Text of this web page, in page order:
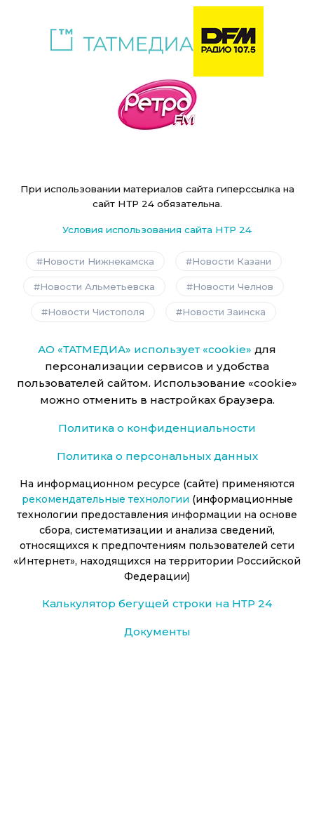
При использовании материалов сайта гиперссылка на
сайт НТР 24 обязательна.
Условия использования сайта НТР 24
Новости Нижнекамска Новости Казани
Новости Альметьевска Новости Челнов
Новости Чистополя Новости Заинска
АО «ТАТМЕДИА» использует «cookie» для
персонализации сервисов и удобства
пользователей сайтом. Использование «cookie»
можно отменить в настройках браузера.
Политика о конфиденциальности
Политика о персональных данных
На информационном ресурсе (сайте) применяются
рекомендательные технологии (информационные
технологии предоставления информации на основе
сбора, систематизации и анализа сведений,
относящихся к предпочтениям пользователей сети
«Интернет», находящихся на территории Российской
Федерации)
Калькулятор бегущей строки на НТР 24
Документы